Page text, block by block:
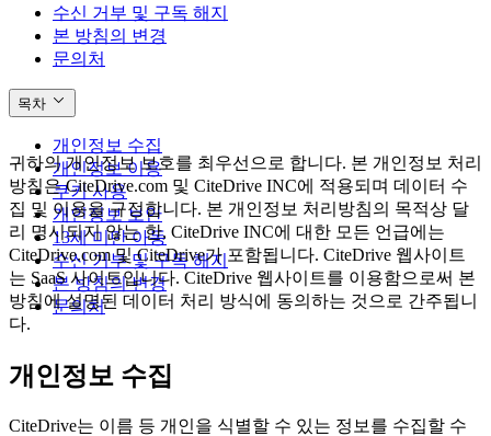
수신 거부 및 구독 해지
본 방침의 변경
문의처
목차
개인정보 수집
개인정보 이용
쿠키 사용
개인정보 보안
13세 미만 아동
수신 거부 및 구독 해지
본 방침의 변경
문의처
귀하의 개인정보 보호를 최우선으로 합니다. 본 개인정보 처리
방침은 CiteDrive.com 및 CiteDrive INC에 적용되며 데이터 수
집 및 이용을 규정합니다. 본 개인정보 처리방침의 목적상 달
리 명시되지 않는 한, CiteDrive INC에 대한 모든 언급에는
CiteDrive.com 및 CiteDrive가 포함됩니다. CiteDrive 웹사이트
는 SaaS 사이트입니다. CiteDrive 웹사이트를 이용함으로써 본
방침에 설명된 데이터 처리 방식에 동의하는 것으로 간주됩니
다.
개인정보 수집
CiteDrive는 이름 등 개인을 식별할 수 있는 정보를 수집할 수